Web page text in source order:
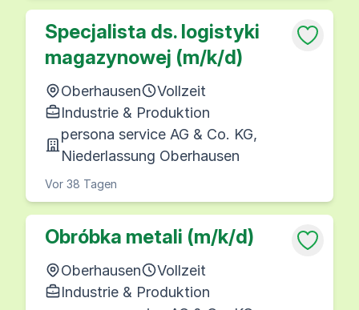
Specjalista ds. logistyki
magazynowej (m/k/d)
Oberhausen
Vollzeit
Industrie & Produktion
persona service AG & Co. KG,
Niederlassung Oberhausen
Vor 38 Tagen
Obróbka metali (m/k/d)
Oberhausen
Vollzeit
Industrie & Produktion